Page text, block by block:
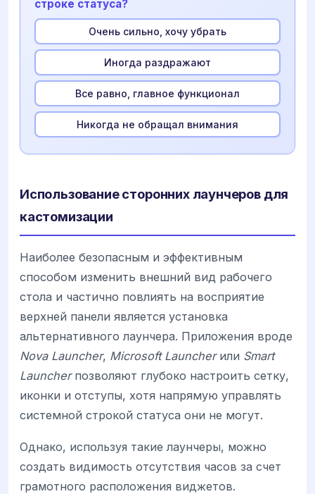
строке статуса?
Очень сильно, хочу убрать
Иногда раздражают
Все равно, главное функционал
Никогда не обращал внимания
Использование сторонних лаунчеров для
кастомизации
Наиболее безопасным и эффективным
способом изменить внешний вид рабочего
стола и частично повлиять на восприятие
верхней панели является установка
альтернативного лаунчера. Приложения вроде
Nova Launcher, Microsoft Launcherили Smart
Launcherпозволяют глубоко настроить сетку,
иконки и отступы, хотя напрямую управлять
системной строкой статуса они не могут.
Однако, используя такие лаунчеры, можно
создать видимость отсутствия часов за счет
грамотного расположения виджетов.